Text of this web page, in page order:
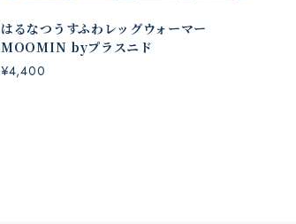
はるなつうすふわレッグウォーマー
MOOMIN byプラスニド
¥4,400